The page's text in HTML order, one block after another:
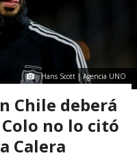
Hans Scott | Agencia UNO
Chile deberá
no lo citó
Calera